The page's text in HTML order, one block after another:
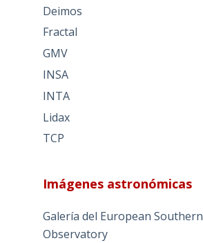
Deimos
Fractal
GMV
INSA
INTA
Lidax
TCP
Imágenes astronómicas
Galería del European Southern
Observatory